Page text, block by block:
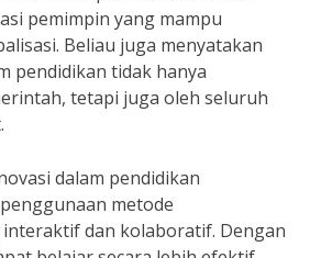
pemimpin yang mampu
Beliau juga menyatakan
pendidikan tidak hanya
tetapi juga oleh seluruh
dalam pendidikan
metode
dan kolaboratif. Dengan